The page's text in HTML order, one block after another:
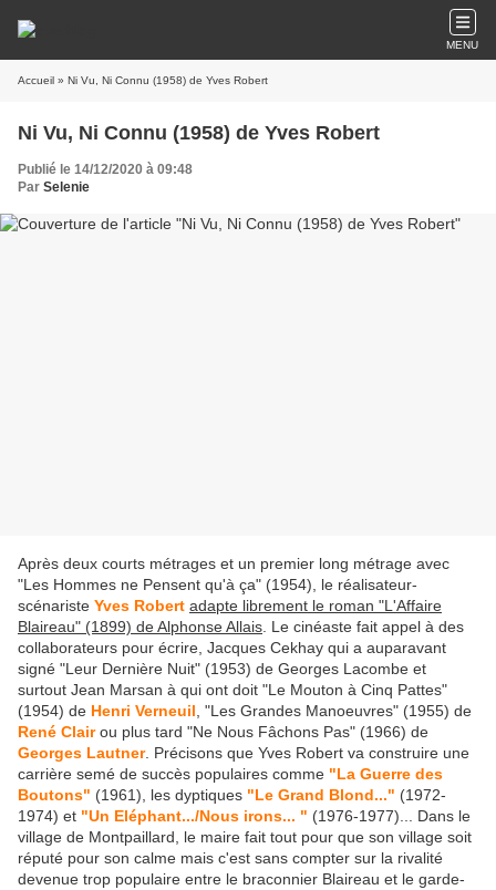
MENU
Accueil » Ni Vu, Ni Connu (1958) de Yves Robert
Ni Vu, Ni Connu (1958) de Yves Robert
Publié le 14/12/2020 à 09:48
Par Selenie
Après deux courts métrages et un premier long métrage avec
"Les Hommes ne Pensent qu'à ça" (1954), le réalisateur-
scénariste Yves Robert adapte librement le roman "L'Affaire
Blaireau" (1899) de Alphonse Allais . Le cinéaste fait appel à des
collaborateurs pour écrire, Jacques Cekhay qui a auparavant
signé "Leur Dernière Nuit" (1953) de Georges Lacombe et
surtout Jean Marsan à qui ont doit "Le Mouton à Cinq Pattes"
(1954) de Henri Verneuil , "Les Grandes Manoeuvres" (1955) de
René Clairou plus tard "Ne Nous Fâchons Pas" (1966) de
Georges Lautner. Précisons que Yves Robert va construire une
carrière semé de succès populaires comme "La Guerre des
Boutons" (1961), les dyptiques "Le Grand Blond..." (1972-
1974) et "Un Eléphant.../Nous irons... " (1976-1977)... Dans le
village de Montpaillard, le maire fait tout pour que son village soit
réputé pour son calme mais c'est sans compter sur la rivalité
devenue trop populaire entre le braconnier Blaireau et le garde-